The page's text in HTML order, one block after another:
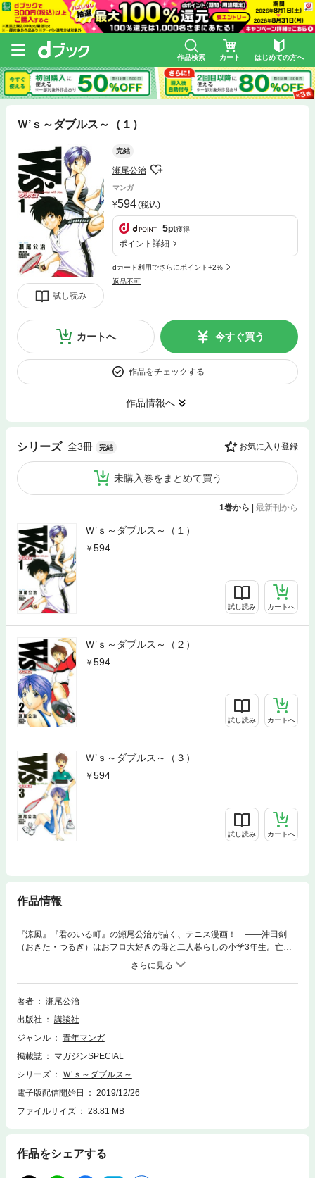
作品検索 カート はじめての方へ
Ｗ’ｓ～ダブルス～（１）
試し読み
完結
瀬尾公治
マンガ
594(税込)
5pt獲得
ポイント詳細
dカード利用でさらにポイント+2%
返品不可
カートへ 今すぐ買う
作品をチェックする
作品情報へ
シリーズ 全3冊 完結 お気に入り登録
未購入巻をまとめて買う
1巻から 最新刊から
Ｗ’ｓ～ダブルス～（１）
594
試し読み カートへ
Ｗ’ｓ～ダブルス～（２）
594
試し読み カートへ
Ｗ’ｓ～ダブルス～（３）
594
試し読み カートへ
作品情報
『涼風』『君のいる町』の瀬尾公治が描く、テニス漫画！ ――沖田剣
（おきた・つるぎ）はおフロ大好きの母と二人暮らしの小学3年生。亡き
父のウィンブルドン決勝でのビデオを見て、テニスに強く憧れる。同じ小
学校の5年生、真田霞（さなだ・かすみ）の誘いで初めてラケットを握っ
た剣。父のテニスへの熱い情熱は彼に受けつがれているのか？
著者
瀬尾公治
出版社
講談社
ジャンル
青年マンガ
掲載誌
マガジンSPECIAL
シリーズ
Ｗ’ｓ～ダブルス～
電子版配信開始日
2019/12/26
ファイルサイズ
28.81 MB
作品をシェアする